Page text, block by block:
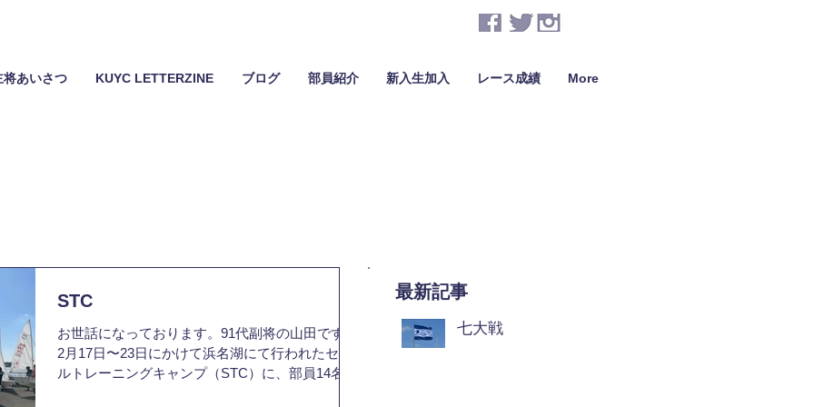
将あいさつ KUYC LETTERZINE ブログ 部員紹介 新入生加入 レース成績 More
STC
お世話になっております。91代副将の山田です。
2月17日〜23日にかけて浜名湖にて行われたセー
ルトレーニングキャンプ（STC）に、部員14名で
七大戦
最新記事